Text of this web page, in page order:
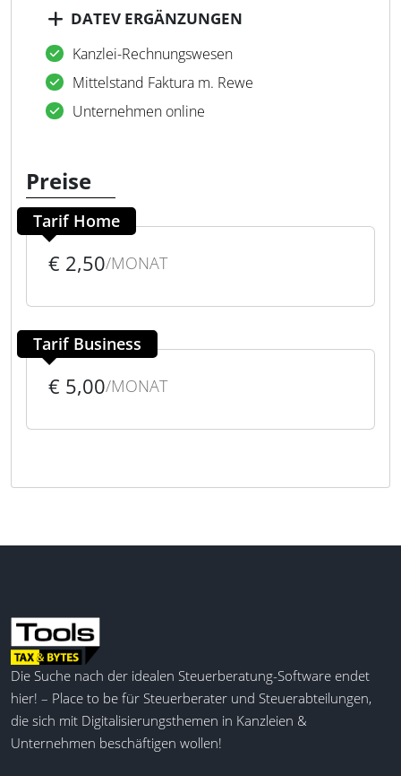
DATEV ERGÄNZUNGEN
Kanzlei-Rechnungswesen
Mittelstand Faktura m. Rewe
Unternehmen online
Preise
Tarif Home
€ 2,50/MONAT
Tarif Business
€ 5,00/MONAT
Die Suche nach der idealen Steuerberatung-Software endet
hier! – Place to be für Steuerberater und Steuerabteilungen,
die sich mit Digitalisierungsthemen in Kanzleien &
Unternehmen beschäftigen wollen!